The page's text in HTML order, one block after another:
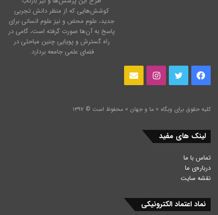
کوشش‌هایی که از منظر دانش تجربی
جدید، علوم محض و نیز علوم انسانی برای
پاسخ به آن‌ها صورت گرفته است، گامی در
راه گسترش و پویایی چنین مباحثی در
فضای علمی جامعه بردارد.
فیس
توییتراینستاگرامایمیل
کلیه حقوق برای وبگاه « ما و جهان » محفوظ است © ۱۳۹۷
لینک های مفید
تماس با ما
درباره‌ی ما
نقشه سایت
نماد اعتماد الکترونیکی